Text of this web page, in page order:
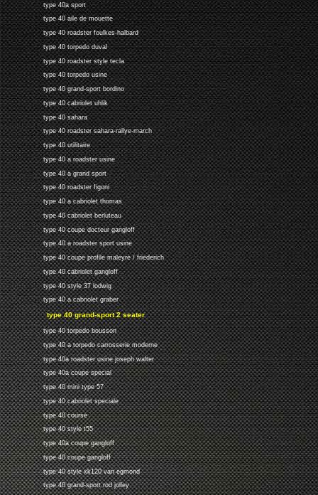
type 40a sport
type 40 aile de mouette
type 40 roadster foulkes-halbard
type 40 torpedo duval
type 40 roadster style tecla
type 40 torpedo usine
type 40 grand-sport bordino
type 40 cabriolet uhlik
type 40 sahara
type 40 roadster sahara-rallye-march
type 40 utilitaire
type 40 a roadster usine
type 40 a grand sport
type 40 roadster figoni
type 40 a cabriolet thomas
type 40 cabriolet berluteau
type 40 coupe docteur gangloff
type 40 a roadster sport usine
type 40 coupe profile maleyre / friederich
type 40 cabriolet gangloff
type 40 style 37 lodwig
type 40 a cabriolet graber
type 40 grand-sport 2 seater
type 40 torpedo bousson
type 40 a torpedo carrosserie moderne
type 40a roadster usine joseph walter
type 40a coupe special
type 40 mini type 57
type 40 cabriolet speciale
type 40 course
type 40 style t55
type 40a coupe gangloff
type 40 coupe gangloff
type 40 style xk120 van egmond
type 40 grand-sport rod jolley